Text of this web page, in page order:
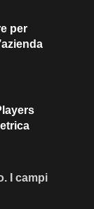
per
I campi